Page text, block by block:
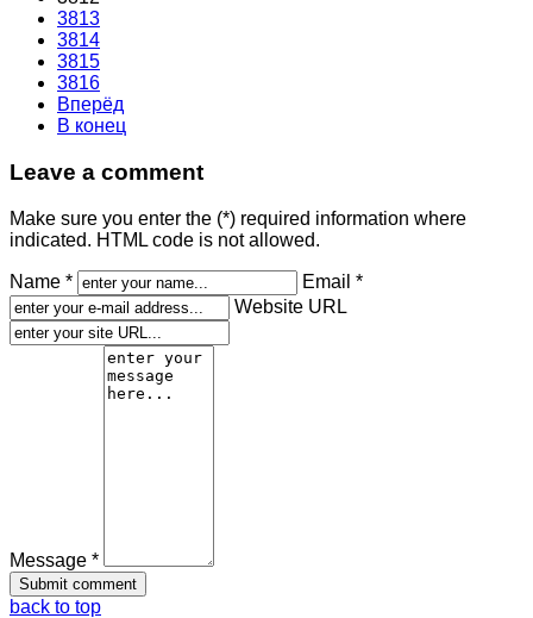
3813
3814
3815
3816
Вперёд
В конец
Leave a comment
Make sure you enter the (*) required information where
indicated. HTML code is not allowed.
Name *
Email *
Website URL
Message *
back to top